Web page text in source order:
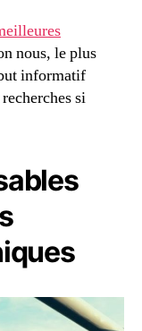
nous, le plus
informatif
si